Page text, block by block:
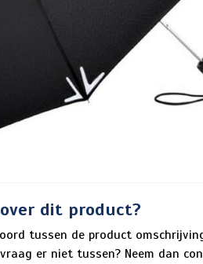
dit product?
tussen de product
er niet tussen? Neem dan